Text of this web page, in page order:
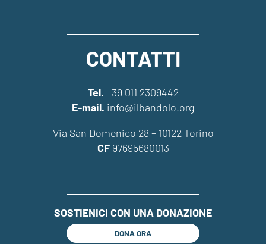
CONTATTI
Tel. +39 011 2309442
E-mail. info@ilbandolo.org
Via San Domenico 28 – 10122 Torino
CF97695680013
SOSTIENICI CON UNA DONAZIONE
DONA ORA